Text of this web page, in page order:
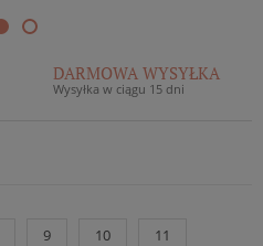
DARMOWA WYSYŁKA
Wysyłka w ciągu 15 dni
9 10 11